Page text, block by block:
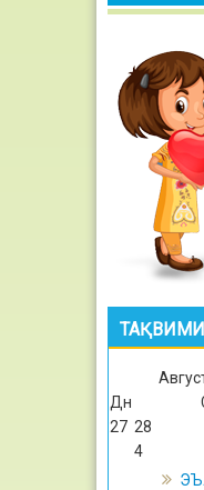
Дн
27 28
4